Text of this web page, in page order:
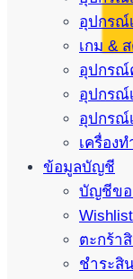
อุปกรณ์
เกม &
อุปกรณ์
อุปกรณ์
อุปกรณ์
เครื่อง
ข้อมูลบัญชี
บัญชีข
Wishlist
ตะกร้า
ชำระสิ